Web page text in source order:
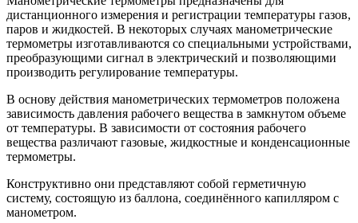
дистанционного измерения и регистрации температуры газов,
паров и жидкостей. В некоторых случаях манометрические
термометры изготавливаются со специальными устройствами,
преобразующими сигнал в электрический и позволяющими
производить регулирование температуры.
В основу действия манометрических термометров положена
зависимость давления рабочего вещества в замкнутом объеме
от температуры. В зависимости от состояния рабочего
вещества различают газовые, жидкостные и конденсационные
термометры.
Конструктивно они представляют собой герметичную
систему, состоящую из баллона, соединённого капилляром с
манометром.